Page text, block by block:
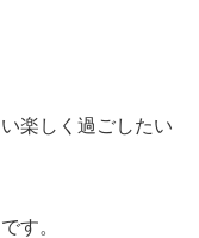
楽しく過ごしたい
す。